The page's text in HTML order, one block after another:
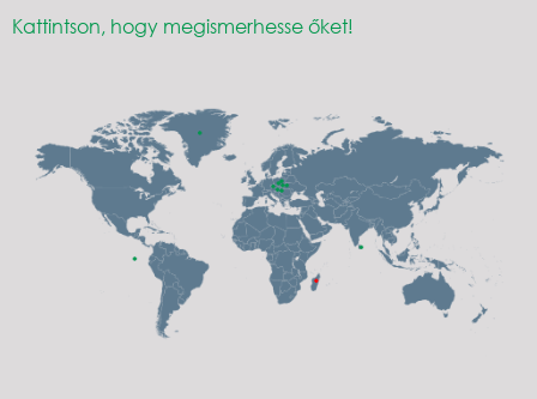
Kattintson, hogy megismerhesse őket!